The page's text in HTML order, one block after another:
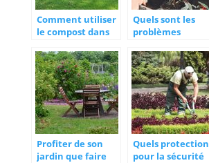
Comment utiliser
le compost dans
Quels sont les
problèmes
le jardinage en
terrasse ?
Profiter de son
jardin que faire
Quels protection
pour la sécurité